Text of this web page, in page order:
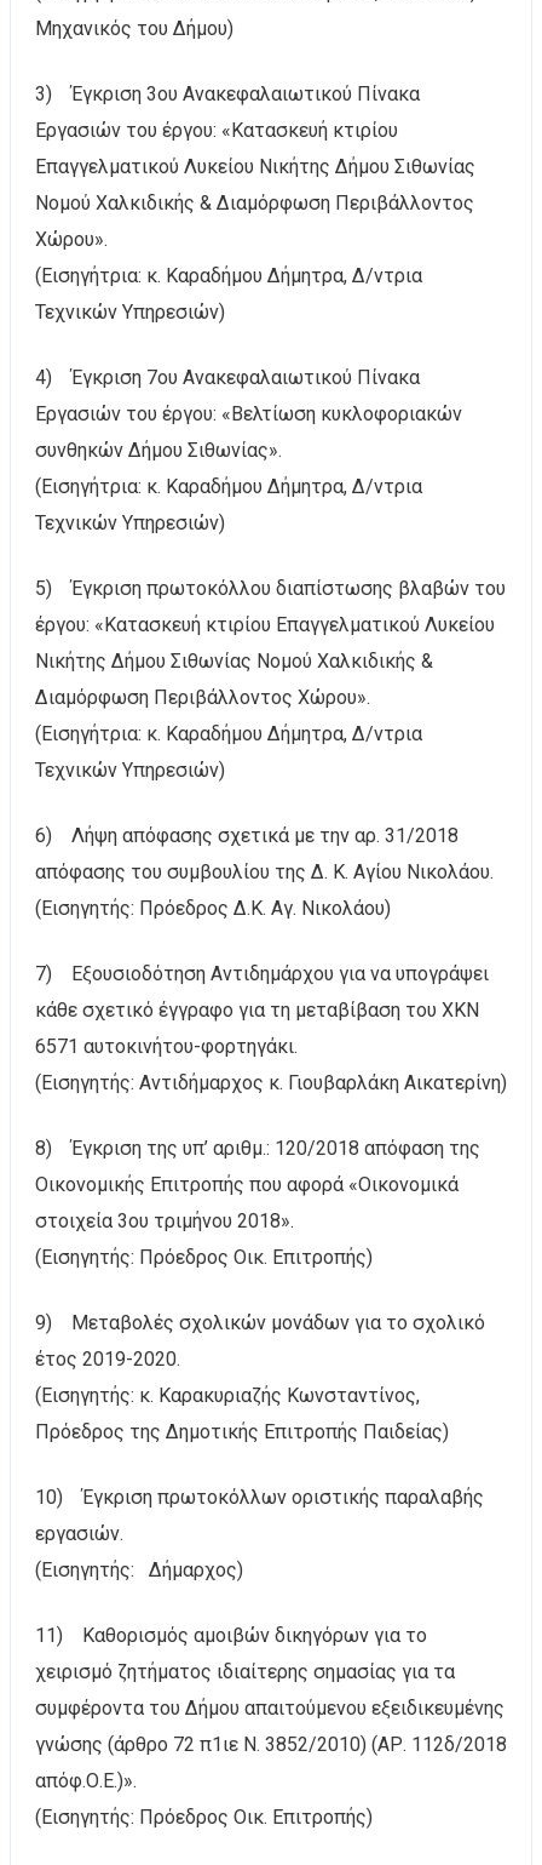
Μηχανικός του Δήμου)
3) Έγκριση 3ου Ανακεφαλαιωτικού Πίνακα
Εργασιών του έργου: «Κατασκευή κτιρίου
Επαγγελματικού Λυκείου Νικήτης Δήμου Σιθωνίας
Νομού Χαλκιδικής & Διαμόρφωση Περιβάλλοντος
Χώρου».
(Εισηγήτρια: κ. Καραδήμου Δήμητρα, Δ/ντρια
Τεχνικών Υπηρεσιών)
4) Έγκριση 7ου Ανακεφαλαιωτικού Πίνακα
Εργασιών του έργου: «Βελτίωση κυκλοφοριακών
συνθηκών Δήμου Σιθωνίας».
(Εισηγήτρια: κ. Καραδήμου Δήμητρα, Δ/ντρια
Τεχνικών Υπηρεσιών)
5) Έγκριση πρωτοκόλλου διαπίστωσης βλαβών του
έργου: «Κατασκευή κτιρίου Επαγγελματικού Λυκείου
Νικήτης Δήμου Σιθωνίας Νομού Χαλκιδικής &
Διαμόρφωση Περιβάλλοντος Χώρου».
(Εισηγήτρια: κ. Καραδήμου Δήμητρα, Δ/ντρια
Τεχνικών Υπηρεσιών)
6) Λήψη απόφασης σχετικά με την αρ. 31/2018
απόφασης του συμβουλίου της Δ. Κ. Αγίου Νικολάου.
(Εισηγητής: Πρόεδρος Δ.Κ. Αγ. Νικολάου)
7) Εξουσιοδότηση Αντιδημάρχου για να υπογράψει
κάθε σχετικό έγγραφο για τη μεταβίβαση του ΧΚΝ
6571 αυτοκινήτου-φορτηγάκι.
(Εισηγητής: Αντιδήμαρχος κ. Γιουβαρλάκη Αικατερίνη)
8) Έγκριση της υπ’ αριθμ.: 120/2018 απόφαση της
Οικονομικής Επιτροπής που αφορά «Οικονομικά
στοιχεία 3ου τριμήνου 2018».
(Εισηγητής: Πρόεδρος Οικ. Επιτροπής)
9) Μεταβολές σχολικών μονάδων για το σχολικό
έτος 2019-2020.
(Εισηγητής: κ. Καρακυριαζής Κωνσταντίνος,
Πρόεδρος της Δημοτικής Επιτροπής Παιδείας)
10) Έγκριση πρωτοκόλλων οριστικής παραλαβής
εργασιών.
(Εισηγητής: Δήμαρχος)
11) Καθορισμός αμοιβών δικηγόρων για το
χειρισμό ζητήματος ιδιαίτερης σημασίας για τα
συμφέροντα του Δήμου απαιτούμενου εξειδικευμένης
γνώσης (άρθρο 72 π1ιε Ν. 3852/2010) (ΑΡ. 112δ/2018
απόφ.Ο.Ε.)».
(Εισηγητής: Πρόεδρος Οικ. Επιτροπής)